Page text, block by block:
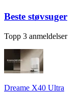
Beste støvsuger
Topp 3 anmeldelser
Dreame X40 Ultra